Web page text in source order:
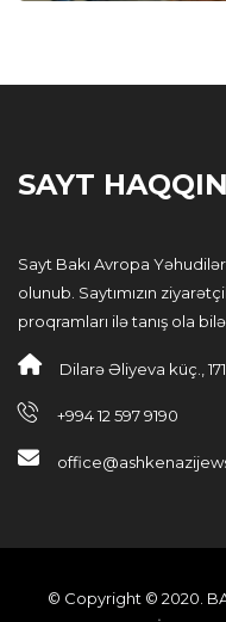
SAYT
Sayt Bakı Avropa
olunub. Saytımızın
proqramları ilə tanış ola
Dilarə Əliyeva küç.,
+994 12 597 9190
© Copyright © 2020.